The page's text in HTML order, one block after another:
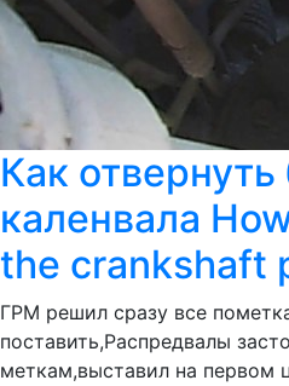
Как
каленвала
the crankshaft
ГРМ решил сразу все
поставить,Распредвалы
меткам,выставил на первом